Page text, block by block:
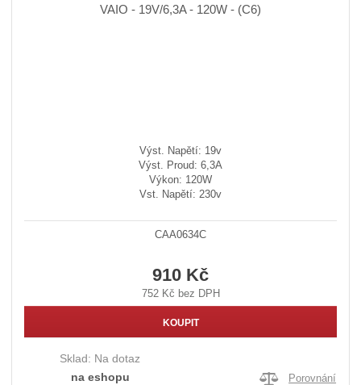
Výst. Napětí: 19v
Výst. Proud: 6,3A
Výkon: 120W
Vst. Napětí: 230v
CAA0634C
910 Kč
752 Kč bez DPH
KOUPIT
Sklad: Na dotaz
na eshopu
Porovnání